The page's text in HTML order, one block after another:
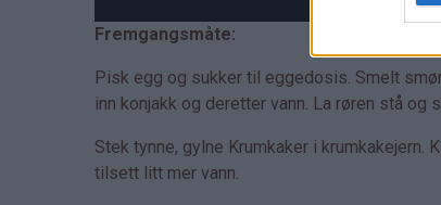
Fremgangsmåte:
Pisk egg og sukker til eggedosis. Smelt
inn konjakk og deretter vann. La røren stå og
Stek tynne, gylne Krumkaker i
tilsett litt mer vann.